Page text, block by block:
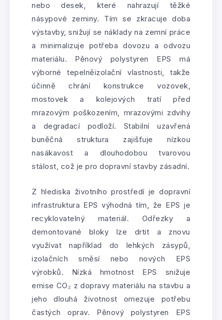
nebo desek, které nahrazují těžké
násypové zeminy. Tím se zkracuje doba
výstavby, snižují se náklady na zemní práce
a minimalizuje potřeba dovozu a odvozu
materiálu. Pěnový polystyren EPS má
výborné tepelněizolační vlastnosti, takže
účinně chrání konstrukce vozovek,
mostovek a kolejových tratí před
mrazovým poškozením, mrazovými zdvihy
a degradací podloží. Stabilní uzavřená
buněčná struktura zajišťuje nízkou
nasákavost a dlouhodobou tvarovou
stálost, což je pro dopravní stavby zásadní.
Z hlediska životního prostředí je dopravní
infrastruktura EPS výhodná tím, že EPS je
recyklovatelný materiál. Odřezky a
demontované bloky lze drtit a znovu
využívat například do lehkých zásypů,
izolačních směsí nebo nových EPS
výrobků. Nízká hmotnost EPS snižuje
emise CO₂ z dopravy materiálu na stavbu a
jeho dlouhá životnost omezuje potřebu
častých oprav. Pěnový polystyren EPS